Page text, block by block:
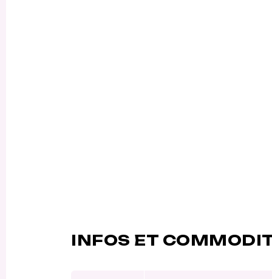
INFOS ET